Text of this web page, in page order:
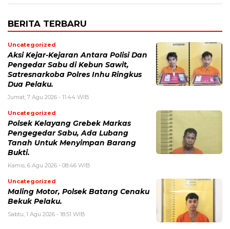
BERITA TERBARU
Uncategorized
Aksi Kejar-Kejaran Antara Polisi Dan
Pengedar Sabu di Kebun Sawit,
Satresnarkoba Polres Inhu Ringkus
Dua Pelaku.
Jumat, 7 Agu 2026 - 11:44 WIB
Uncategorized
Polsek Kelayang Grebek Markas
Pengegedar Sabu, Ada Lubang
Tanah Untuk Menyimpan Barang
Bukti.
Kamis, 6 Agu 2026 - 08:46 WIB
Uncategorized
Maling Motor, Polsek Batang Cenaku
Bekuk Pelaku.
Sabtu, 1 Agu 2026 - 18:51 WIB